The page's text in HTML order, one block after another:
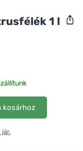
1 l
kosárhoz
jár.